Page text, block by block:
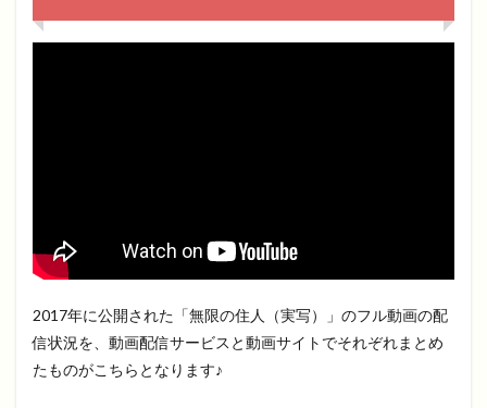
2017年に公開された「無限の住人（実写）」のフル動画の配
信状況を、動画配信サービスと動画サイトでそれぞれまとめ
たものがこちらとなります♪